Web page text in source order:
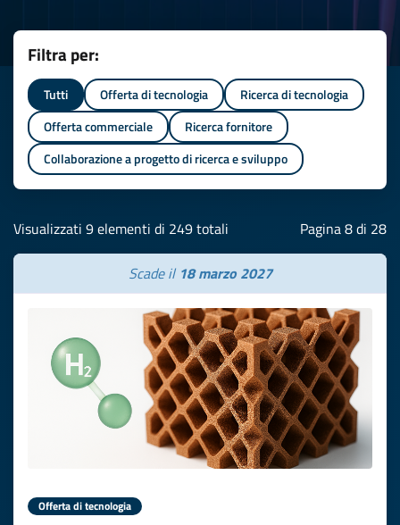
Filtra per:
Tutti Offerta di tecnologia
Ricerca di tecnologia
Offerta commerciale
Ricerca fornitore
Collaborazione a progetto di ricerca e sviluppo
Visualizzati 9 elementi di 249 totali Pagina 8 di 28
Scade il 18 marzo 2027
Offerta di tecnologia